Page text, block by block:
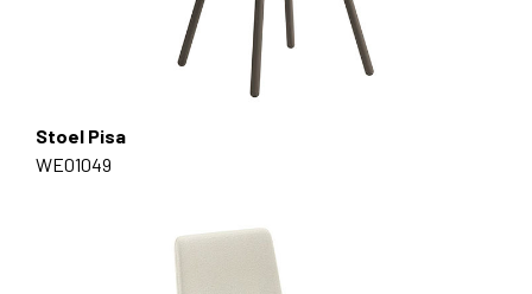
Stoel Pisa
WE01049